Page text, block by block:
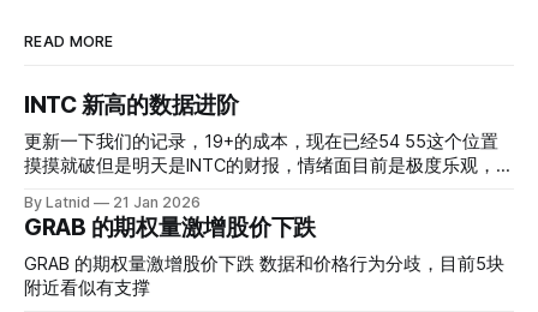
READ MORE
INTC 新高的数据进阶
更新一下我们的记录，19+的成本，现在已经54 55这个位置
摸摸就破但是明天是INTC的财报，情绪面目前是极度乐观，反
是突破前的支撑CC感觉可以做，放远些, 因为18A的经验还未
真正得到普遍大众的关注，当然财报可以继续出新消息顶一下
压力位置。 数据在70驻扎 整体呈现 47 – 60 短期位置
By Latnid 21 Jan 2026
GRAB 的期权量激增股价下跌
GRAB 的期权量激增股价下跌 数据和价格行为分歧，目前5块
附近看似有支撑